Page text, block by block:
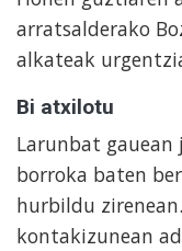
arratsalderako
alkateak
Bi atxilotu
Larunbat
borroka baten
hurbildu
kontakizunean